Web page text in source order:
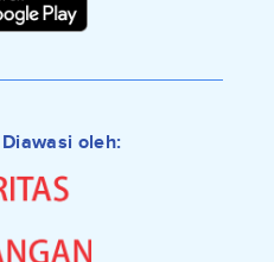
oleh: